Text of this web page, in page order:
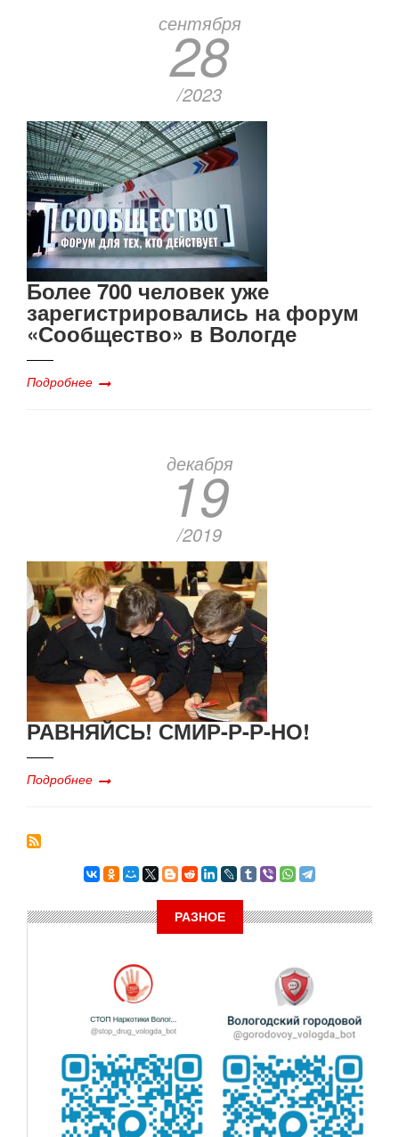
пешеходов
сентября
28
/2023
Более 700 человек уже
зарегистрировались на форум
«Сообщество» в Вологде
Подробнее
декабря
19
/2019
РАВНЯЙСЬ! СМИР-Р-Р-НО!
Подробнее
РАЗНОЕ